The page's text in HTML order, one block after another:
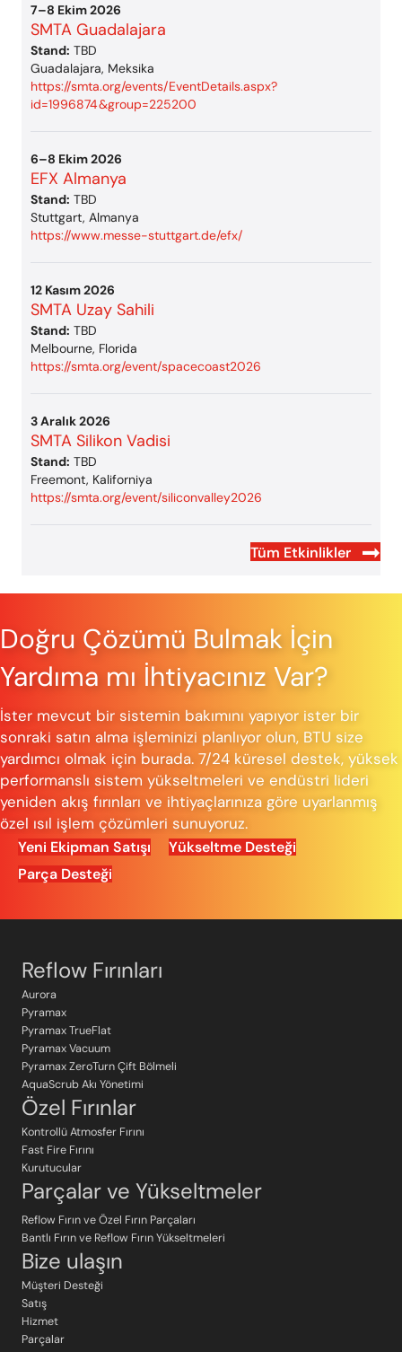
7–8 Ekim 2026
SMTA Guadalajara
Stand: TBD
Guadalajara, Meksika
https://smta.org/events/EventDetails.aspx?
id=1996874&group=225200
6–8 Ekim 2026
EFX Almanya
Stand: TBD
Stuttgart, Almanya
https://www.messe-stuttgart.de/efx/
12 Kasım 2026
SMTA Uzay Sahili
Stand: TBD
Melbourne, Florida
https://smta.org/event/spacecoast2026
3 Aralık 2026
SMTA Silikon Vadisi
Stand: TBD
Freemont, Kaliforniya
https://smta.org/event/siliconvalley2026
Tüm Etkinlikler
Doğru Çözümü Bulmak İçin
Yardıma mı İhtiyacınız Var?
İster mevcut bir sistemin bakımını yapıyor ister bir
sonraki satın alma işleminizi planlıyor olun, BTU size
yardımcı olmak için burada. 7/24 küresel destek, yüksek
performanslı sistem yükseltmeleri ve endüstri lideri
yeniden akış fırınları ve ihtiyaçlarınıza göre uyarlanmış
özel ısıl işlem çözümleri sunuyoruz.
Yeni Ekipman Satışı
Yükseltme Desteği
Parça Desteği
Reflow Fırınları
Aurora
Pyramax
Pyramax TrueFlat
Pyramax Vacuum
Pyramax ZeroTurn Çift Bölmeli
AquaScrub Akı Yönetimi
Özel Fırınlar
Kontrollü Atmosfer Fırını
Fast Fire Fırını
Kurutucular
Parçalar ve Yükseltmeler
Reflow Fırın ve Özel Fırın Parçaları
Bantlı Fırın ve Reflow Fırın Yükseltmeleri
Bize ulaşın
Müşteri Desteği
Satış
Hizmet
Parçalar